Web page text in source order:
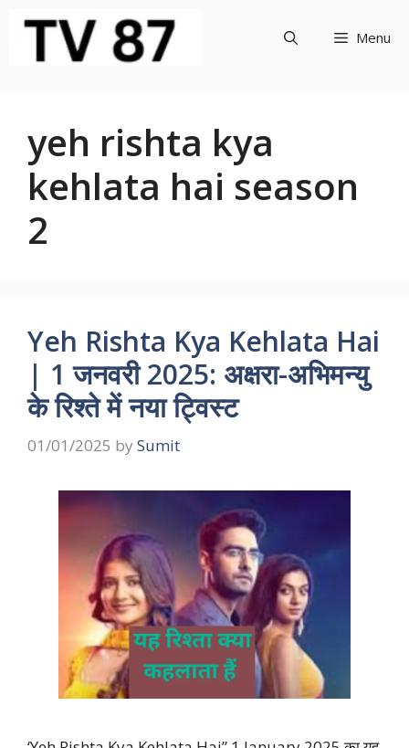
content
Menu
yeh rishta kya
kehlata hai season
2
Yeh Rishta Kya Kehlata Hai
| 1 जनवरी 2025: अक्षरा-अभिमन्यु
के रिश्ते में नया ट्विस्ट
01/01/2025 by Sumit